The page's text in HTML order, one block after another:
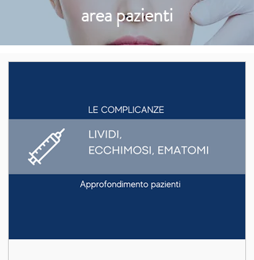
area pazienti